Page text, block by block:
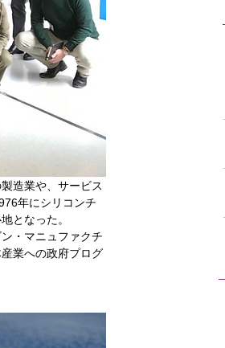
造業や、サービス
年にシリコンチ
となった。
・マニュファクチ
業への政府プログ